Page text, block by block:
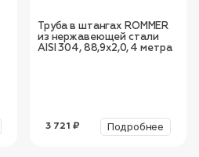
Труба в штангах ROMMER
из нержавеющей стали
AISI 304, 88,9x2,0, 4 метра
3 721 ₽ Подробнее